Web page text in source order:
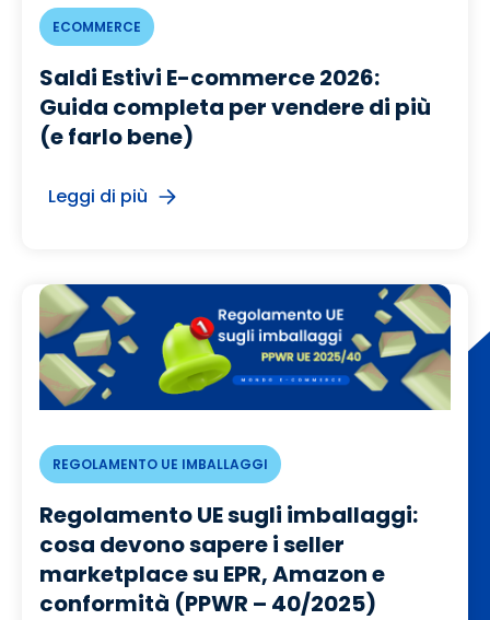
ECOMMERCE
Saldi Estivi E-commerce 2026:
Guida completa per vendere di più
(e farlo bene)
Leggi di più
REGOLAMENTO UE IMBALLAGGI
Regolamento UE sugli imballaggi:
cosa devono sapere i seller
marketplace su EPR, Amazon e
conformità (PPWR – 40/2025)